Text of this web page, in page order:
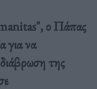
ο Πάπας
για να
της